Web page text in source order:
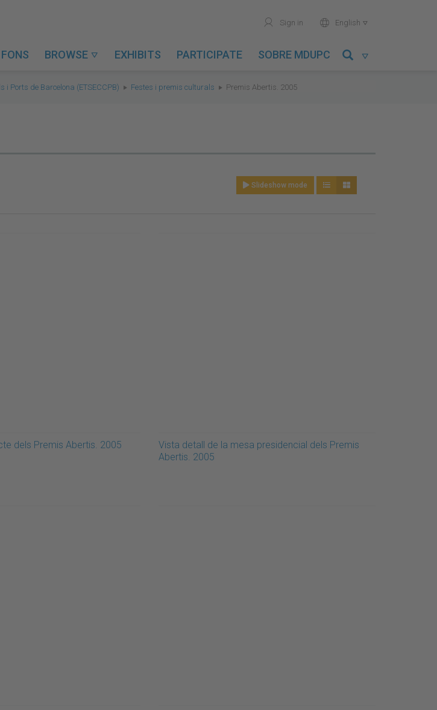
user Sign in world English 
FONS BROWSE  EXHIBITS PARTICIPATE SOBRE MDUPC 
Ports de Barcelona (ETSECCPB) Festes i premis culturals Premis Abertis. 2005
Slideshow mode
dels Premis Abertis. 2005
Vista detall de la mesa presidencial dels Premis
Abertis. 2005